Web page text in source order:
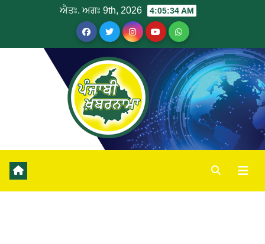
ਐਤਃ. ਅਗਃ 9th, 2026 4:05:34 AM